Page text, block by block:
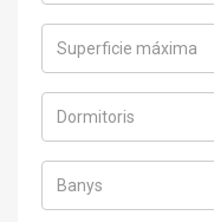
Superficie máxima
Dormitoris
Banys